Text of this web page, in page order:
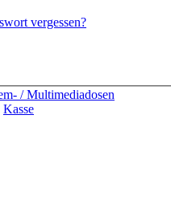
vergessen?
/ Multimediadosen
Kasse